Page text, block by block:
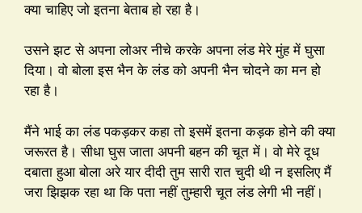
क्या चाहिए जो इतना बेताब हो रहा है।
उसने झट से अपना लोअर नीचे करके अपना लंड मेरे मुंह में घुसा
दिया। वो बोला इस भैन के लंड को अपनी भैन चोदने का मन हो
रहा है।
मैंने भाई का लंड पकड़कर कहा तो इसमें इतना कड़क होने की क्या
जरूरत है। सीधा घुस जाता अपनी बहन की चूत में। वो मेरे दूध
दबाता हुआ बोला अरे यार दीदी तुम सारी रात चुदी थी न इसलिए मैं
जरा झिझक रहा था कि पता नहीं तुम्हारी चूत लंड लेगी भी नहीं।